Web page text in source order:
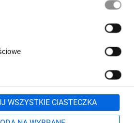
WSZYSTKIE CIASTECZKA
700 lub
71 37 61 600